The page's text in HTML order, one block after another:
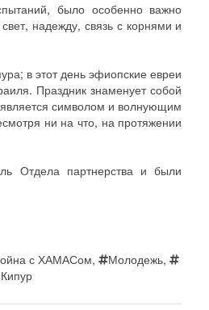
было особенно важно
надежду, связь с корнями и
в этот день эфиопские евреи
Праздник знаменует собой
символом и волнующим
ни на что, на протяжении
Отдела партнерства и были
с ХАМАСом, Молодежь,